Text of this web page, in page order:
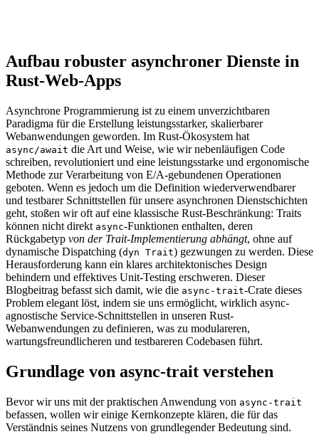
Aufbau robuster asynchroner Dienste in
Rust-Web-Apps
Asynchrone Programmierung ist zu einem unverzichtbaren
Paradigma für die Erstellung leistungsstarker, skalierbarer
Webanwendungen geworden. Im Rust-Ökosystem hat
async/await die Art und Weise, wie wir nebenläufigen Code
schreiben, revolutioniert und eine leistungsstarke und ergonomische
Methode zur Verarbeitung von E/A-gebundenen Operationen
geboten. Wenn es jedoch um die Definition wiederverwendbarer
und testbarer Schnittstellen für unsere asynchronen Dienstschichten
geht, stoßen wir oft auf eine klassische Rust-Beschränkung: Traits
können nicht direkt async-Funktionen enthalten, deren
Rückgabetyp von der Trait-Implementierung abhängt, ohne auf
dynamische Dispatching (dyn Trait) gezwungen zu werden. Diese
Herausforderung kann ein klares architektonisches Design
behindern und effektives Unit-Testing erschweren. Dieser
Blogbeitrag befasst sich damit, wie die async-trait-Crate dieses
Problem elegant löst, indem sie uns ermöglicht, wirklich async-
agnostische Service-Schnittstellen in unseren Rust-
Webanwendungen zu definieren, was zu modulareren,
wartungsfreundlicheren und testbareren Codebasen führt.
Grundlage von async-trait verstehen
Bevor wir uns mit der praktischen Anwendung von async-trait
befassen, wollen wir einige Kernkonzepte klären, die für das
Verständnis seines Nutzens von grundlegender Bedeutung sind.